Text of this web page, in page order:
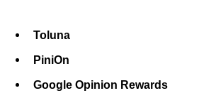
Toluna
PiniOn
Google Opinion Rewards